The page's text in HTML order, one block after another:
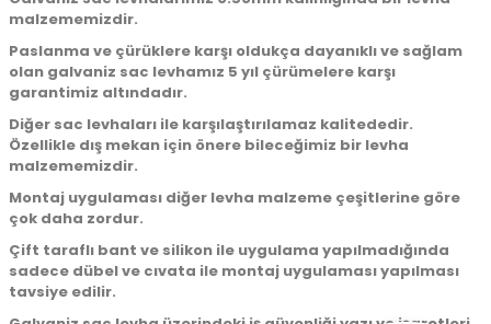
malzememizdir.
Paslanma ve çürüklere karşı oldukça dayanıklı ve sağlam
olan galvaniz sac levhamız 5 yıl çürümelere karşı
garantimiz altındadır.
Diğer sac levhaları ile karşılaştırılamaz kalitededir.
Özellikle dış mekan için önere bileceğimiz bir levha
malzememizdir.
Montaj uygulaması diğer levha malzeme çeşitlerine göre
çok daha zordur.
Çift taraflı bant ve silikon ile uygulama yapılmadığında
sadece dübel ve cıvata ile montaj uygulaması yapılması
tavsiye edilir.